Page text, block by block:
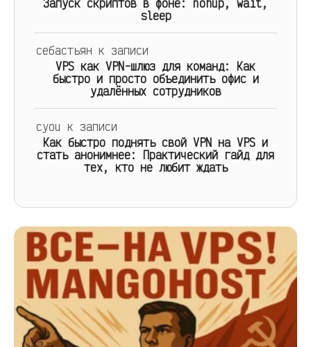
Запуск скриптов в фоне: nohup, wait,
sleep
себастьян к записи
VPS как VPN-шлюз для команд: Как
быстро и просто объединить офис и
удалённых сотрудников
cyou к записи
Как быстро поднять свой VPN на VPS и
стать анонимнее: Практический гайд для
тех, кто не любит ждать